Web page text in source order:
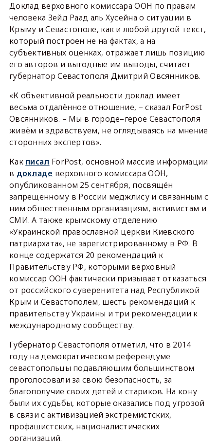
Доклад верховного комиссара ООН по правам
человека Зейд Раад аль Хусейна о ситуации в
Крыму и Севастополе, как и любой другой текст,
который построен не на фактах, а на
субъективных оценках, отражает лишь позицию
его авторов и выгодные им выводы, считает
губернатор Севастополя Дмитрий Овсянников.
«К объективной реальности доклад имеет
весьма отдалённое отношение, – сказал ForPost
Овсянников. – Мы в городе–герое Севастополя
живём и здравствуем, не оглядываясь на мнение
сторонних экспертов».
Как писал ForPost, основной массив информации
в докладе верховного комиссара ООН,
опубликованном 25 сентября, посвящён
запрещённому в России меджлису и связанным с
ним общественным организациям, активистам и
СМИ. А также крымскому отделению
«Украинской православной церкви Киевского
патриархата», не зарегистрированному в РФ. В
конце содержатся 20 рекомендаций к
Правительству РФ, которыми верховный
комиссар ООН фактически призывает отказаться
от российского суверенитета над Республикой
Крым и Севастополем, шесть рекомендаций к
правительству Украины и три рекомендации к
международному сообществу.
Губернатор Севастополя отметил, что в 2014
году на демократическом референдуме
севастопольцы подавляющим большинством
проголосовали за свою безопасность, за
благополучие своих детей и стариков. На кону
были их судьбы, которые оказались под угрозой
в связи с активизацией экстремистских,
профашистских, националистических
организаций.